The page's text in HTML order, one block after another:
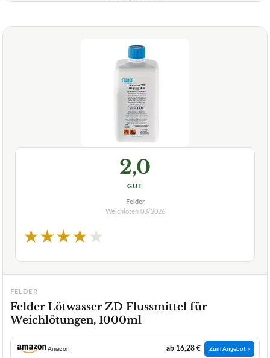
2,0
GUT
Felder
Weichlöten 08/2026
★★★★★
FELDER
Felder Lötwasser ZD Flussmittel für
Weichlötungen, 1000ml
Amazon ab 16,28 € Zum Angebot »